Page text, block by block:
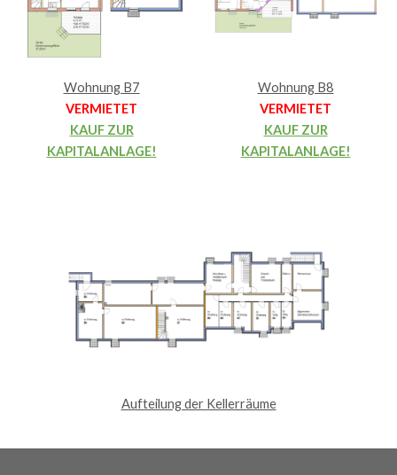
Wohnung B7
VERMIETET
KAUF ZUR
KAPITALANLAGE!
Wohnung B8
VERMIETET
KAUF ZUR
KAPITALANLAGE!
Aufteilung der Kellerräume